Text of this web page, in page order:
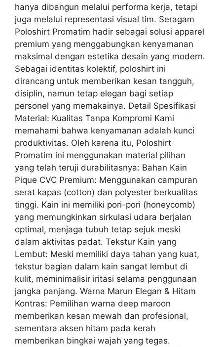
hanya dibangun melalui performa kerja, tetapi
juga melalui representasi visual tim. Seragam
Poloshirt Promatim hadir sebagai solusi apparel
premium yang menggabungkan kenyamanan
maksimal dengan estetika desain yang modern.
Sebagai identitas kolektif, poloshirt ini
dirancang untuk memberikan kesan tangguh,
disiplin, namun tetap elegan bagi setiap
personel yang memakainya. Detail Spesifikasi
Material: Kualitas Tanpa Kompromi Kami
memahami bahwa kenyamanan adalah kunci
produktivitas. Oleh karena itu, Poloshirt
Promatim ini menggunakan material pilihan
yang telah teruji durabilitasnya: Bahan Kain
Pique CVC Premium: Menggunakan campuran
serat kapas (cotton) dan polyester berkualitas
tinggi. Kain ini memiliki pori-pori (honeycomb)
yang memungkinkan sirkulasi udara berjalan
optimal, menjaga tubuh tetap sejuk meski
dalam aktivitas padat. Tekstur Kain yang
Lembut: Meski memiliki daya tahan yang kuat,
tekstur bagian dalam kain sangat lembut di
kulit, meminimalisir iritasi selama penggunaan
jangka panjang. Warna Marun Elegan & Hitam
Kontras: Pemilihan warna deep maroon
memberikan kesan mewah dan profesional,
sementara aksen hitam pada kerah
memberikan bingkai wajah yang tegas.